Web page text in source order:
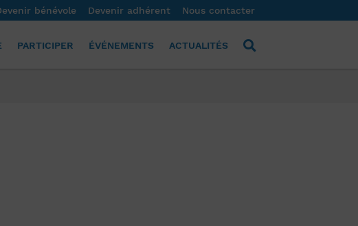
bénévole Devenir adhérent Nous contacter
PARTICIPER ÉVÉNEMENTS ACTUALITÉS